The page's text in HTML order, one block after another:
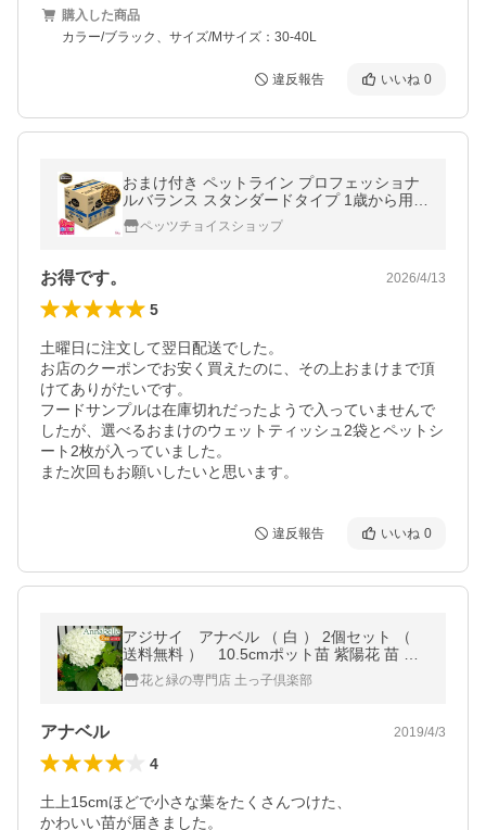
購入した商品
カラー/ブラック、サイズ/Mサイズ：30-40L
違反報告 いいね 0
おまけ付き ペットライン プロフェッショナ
ルバランス スタンダードタイプ 1歳から用 6
kg 6キロ 500g 12袋 小さめ ドッグフード 1
才 栄養 健康維持 健康
ペッツチョイスショップ
お得です。 2026/4/13
5
土曜日に注文して翌日配送でした。
お店のクーポンでお安く買えたのに、その上おまけまで頂
けてありがたいです。
フードサンプルは在庫切れだったようで入っていませんで
したが、選べるおまけのウェットティッシュ2袋とペットシ
ート2枚が入っていました。
また次回もお願いしたいと思います。
違反報告 いいね 0
アジサイ アナベル （ 白 ） 2個セット （
送料無料 ） 10.5cmポット苗 紫陽花 苗 苗
木 白 てまり咲 暑さに強い 低木 梅雨 6月 土
っ子倶楽部
花と緑の専門店 土っ子倶楽部
アナベル 2019/4/3
4
土上15cmほどで小さな葉をたくさんつけた、
かわいい苗が届きました。